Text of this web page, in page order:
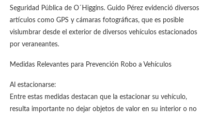
Seguridad Pública de O´Higgins. Guido Pérez evidenció diversos
artículos como GPS y cámaras fotográficas, que es posible
vislumbrar desde el exterior de diversos vehículos estacionados
por veraneantes.
Medidas Relevantes para Prevención Robo a Vehículos
Al estacionarse:
Entre estas medidas destacan que la estacionar su vehículo,
resulta importante no dejar objetos de valor en su interior o no